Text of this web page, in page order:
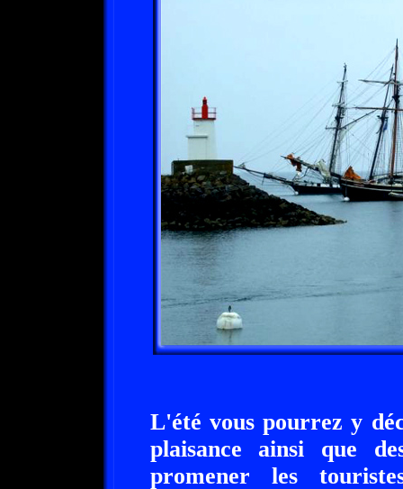
L'été vous pourrez y
plaisance ainsi que
promener les